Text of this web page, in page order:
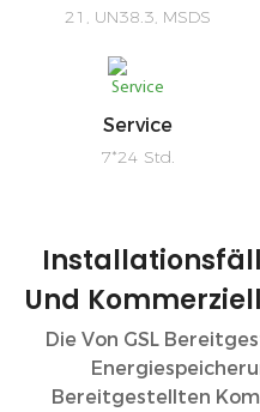
21, UN38.3, MSDS
Service
7*24 Std.
Und
Die Von GSL
Bereitgestellten